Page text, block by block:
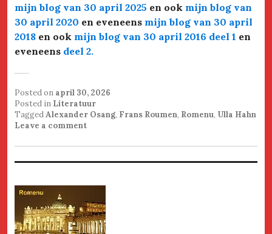
mijn blog van 30 april 2025 en ook mijn blog van
30 april 2020 en eveneens mijn blog van 30 april
2018 en ook mijn blog van 30 april 2016 deel 1 en
eveneens deel 2.
Posted on april 30, 2026
Posted in Literatuur
TaggedAlexander Osang, Frans Roumen, Romenu, Ulla Hahn
Leave a comment